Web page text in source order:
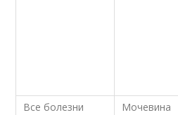
Все болезни
Мочевина